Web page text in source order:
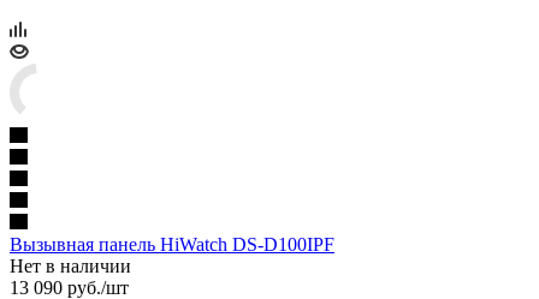
Вызывная панель HiWatch DS-D100IPF
Нет в наличии
13 090 руб./шт